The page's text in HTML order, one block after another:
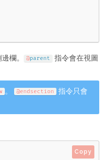
欄。 @parent
指令會在視圖
。 @endsection
指令只會
Copy